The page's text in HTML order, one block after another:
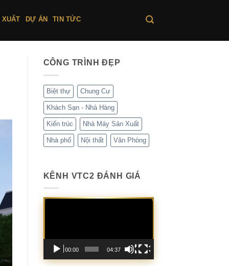
XUẤT DỰ ÁN TIN TỨC
CÔNG TRÌNH ĐẸP
Biệt thự Chung Cư
Khách Sạn - Nhà Hàng
Kiến trúc Nhà Máy Sản Xuất
Nhà phố Nội thất Văn Phòng
KÊNH VTC2 ĐÁNH GIÁ
Trình
00:00 04:37